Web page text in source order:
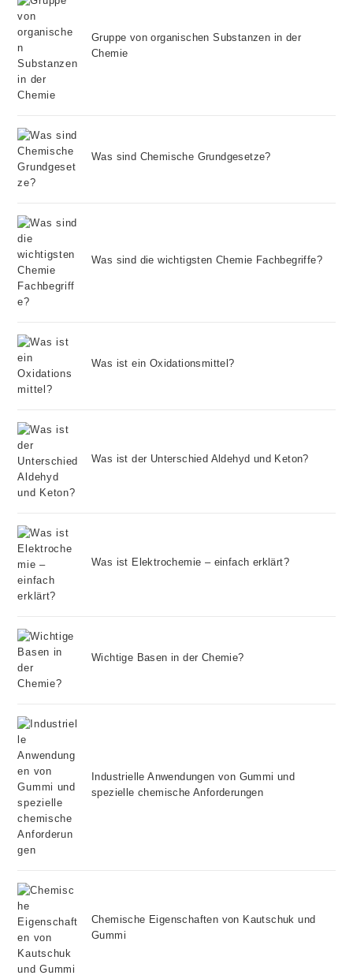
Gruppe von organischen Substanzen in der
Chemie
Was sind Chemische Grundgesetze?
Was sind die wichtigsten Chemie Fachbegriffe?
Was ist ein Oxidationsmittel?
Was ist der Unterschied Aldehyd und Keton?
Was ist Elektrochemie – einfach erklärt?
Wichtige Basen in der Chemie?
Industrielle Anwendungen von Gummi und
spezielle chemische Anforderungen
Chemische Eigenschaften von Kautschuk und
Gummi